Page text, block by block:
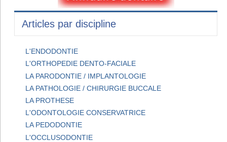
Articles par discipline
L'ENDODONTIE
L'ORTHOPEDIE DENTO-FACIALE
LA PARODONTIE / IMPLANTOLOGIE
LA PATHOLOGIE / CHIRURGIE BUCCALE
LA PROTHESE
L'ODONTOLOGIE CONSERVATRICE
LA PEDODONTIE
L'OCCLUSODONTIE